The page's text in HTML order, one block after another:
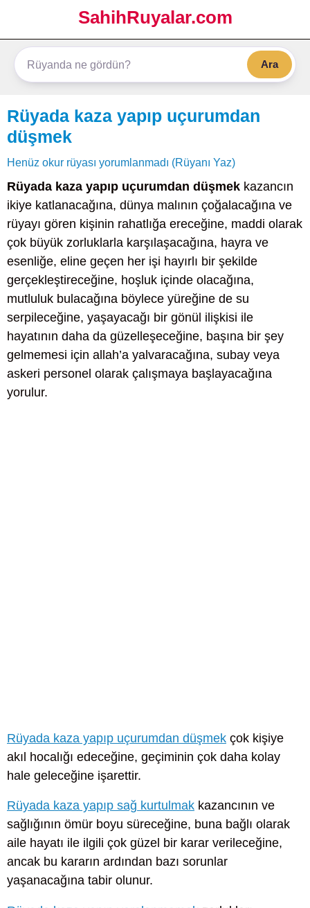
SahihRuyalar.com
Ara
Rüyada kaza yapıp uçurumdan
düşmek
Henüz okur rüyası yorumlanmadı (Rüyanı Yaz)
Rüyada kaza yapıp uçurumdan düşmek kazancın
ikiye katlanacağına, dünya malının çoğalacağına ve
rüyayı gören kişinin rahatlığa ereceğine, maddi olarak
çok büyük zorluklarla karşılaşacağına, hayra ve
esenliğe, eline geçen her işi hayırlı bir şekilde
gerçekleştireceğine, hoşluk içinde olacağına,
mutluluk bulacağına böylece yüreğine de su
serpileceğine, yaşayacağı bir gönül ilişkisi ile
hayatının daha da güzelleşeceğine, başına bir şey
gelmemesi için allah’a yalvaracağına, subay veya
askeri personel olarak çalışmaya başlayacağına
yorulur.
Rüyada kaza yapıp uçurumdan düşmek çok kişiye
akıl hocalığı edeceğine, geçiminin çok daha kolay
hale geleceğine işarettir.
Rüyada kaza yapıp sağ kurtulmak kazancının ve
sağlığının ömür boyu süreceğine, buna bağlı olarak
aile hayatı ile ilgili çok güzel bir karar verileceğine,
ancak bu kararın ardından bazı sorunlar
yaşanacağına tabir olunur.